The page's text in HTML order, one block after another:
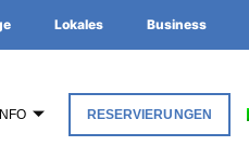
Lokales Business
INFO RESERVIERUNGEN